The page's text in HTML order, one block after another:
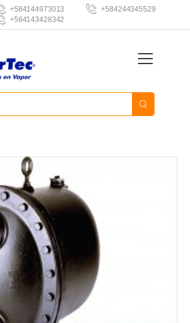
+584144973013
+584244345529
+584143428342